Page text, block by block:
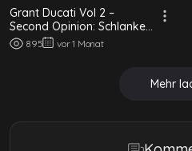
Grant Ducati Vol 2 –
Second Opinion: Schlanker
Twink vom Silber-Daddy
Dr. Wolf geb...
895 vor 1 Monat
Mehr